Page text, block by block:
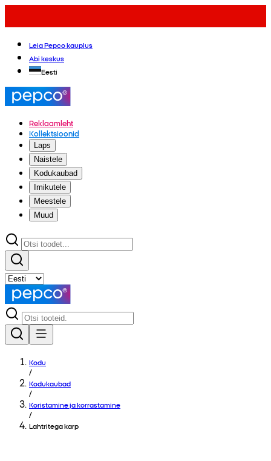
Leia Pepco kauplus
Abi keskus
Eesti
Reklaamleht
Kollektsioonid
Laps
Naistele
Kodukaubad
Imikutele
Meestele
Muud
Kodu
/
Kodukaubad
/
Koristamine ja korrastamine
/
Lahtritega karp